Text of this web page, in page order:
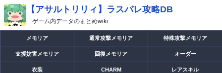
【アサルトリリィ】ラスバレ攻略DB
ゲーム内データのまとめwiki
メモリア 通常攻撃メモリア 特殊攻撃メモリア
支援妨害メモリア 回復メモリア オーダー
衣装 CHARM レアスキル